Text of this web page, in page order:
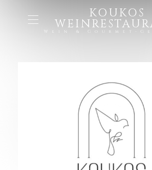
KOUKOS
Wein & Gourmet-